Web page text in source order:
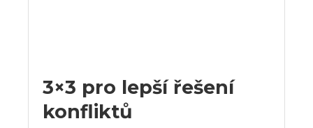
3×3 pro lepší řešení
konfliktů